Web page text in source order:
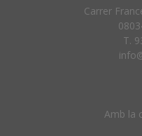
Carrer
T.
Amb la